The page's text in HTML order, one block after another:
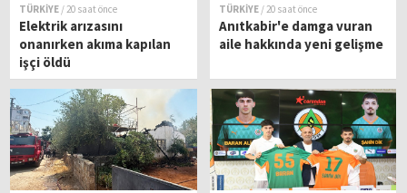
TÜRKİYE / 20 saat önce
Elektrik arızasını
onanırken akıma kapılan
işçi öldü
TÜRKİYE / 20 saat önce
Anıtkabir'e damga vuran
aile hakkında yeni gelişme